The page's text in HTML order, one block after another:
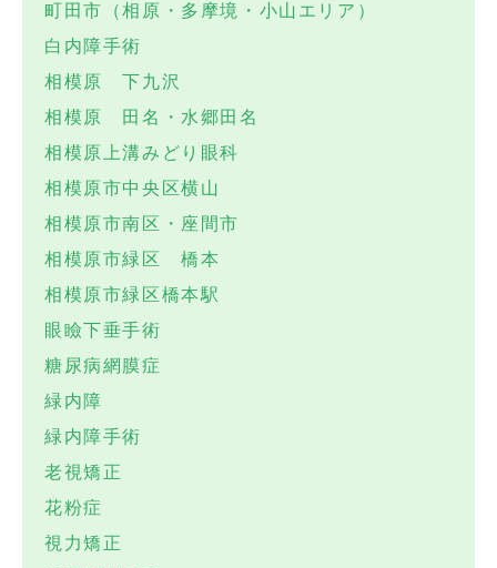
町田市（相原・多摩境・小山エリア）
白内障手術
相模原 下九沢
相模原 田名・水郷田名
相模原上溝みどり眼科
相模原市中央区横山
相模原市南区・座間市
相模原市緑区 橋本
相模原市緑区橋本駅
眼瞼下垂手術
糖尿病網膜症
緑内障
緑内障手術
老視矯正
花粉症
視力矯正